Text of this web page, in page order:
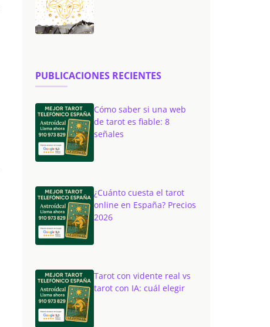
PUBLICACIONES RECIENTES
Cómo saber si una web
de tarot es fiable: 8
señales
¿Cuánto cuesta el tarot
online en España? Precios
2026
Tarot con vidente real vs
tarot con IA: cuál elegir